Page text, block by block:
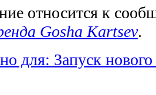
относится к
Gosha Kartsev.
для: Запуск